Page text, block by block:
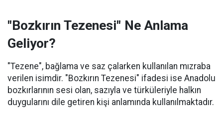
"Bozkırın Tezenesi" Ne Anlama
Geliyor?
"Tezene", bağlama ve saz çalarken kullanılan mızraba
verilen isimdir. "Bozkırın Tezenesi" ifadesi ise Anadolu
bozkırlarının sesi olan, sazıyla ve türküleriyle halkın
duygularını dile getiren kişi anlamında kullanılmaktadır.